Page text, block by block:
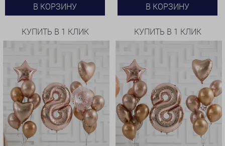
В КОРЗИНУ
КУПИТЬ В 1 КЛИК
В КОРЗИНУ
КУПИТЬ В 1 КЛИК